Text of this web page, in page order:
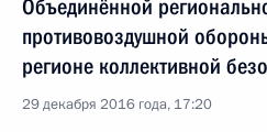
Объединённой
противовоздушной
регионе коллективной
29 декабря 2016 года, 17:20